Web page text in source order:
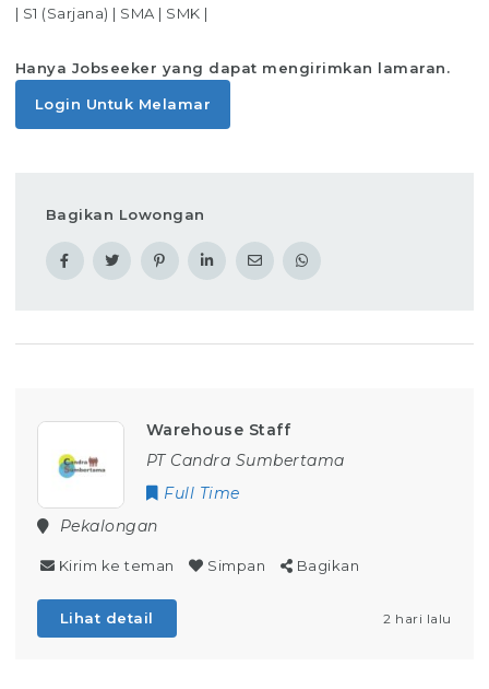
| S1 (Sarjana) | SMA | SMK |
Hanya Jobseeker yang dapat mengirimkan lamaran.
Login Untuk Melamar
Bagikan Lowongan
Warehouse Staff
PT Candra Sumbertama
Full Time
Pekalongan
Kirim ke teman Simpan Bagikan
Lihat detail 2 hari lalu